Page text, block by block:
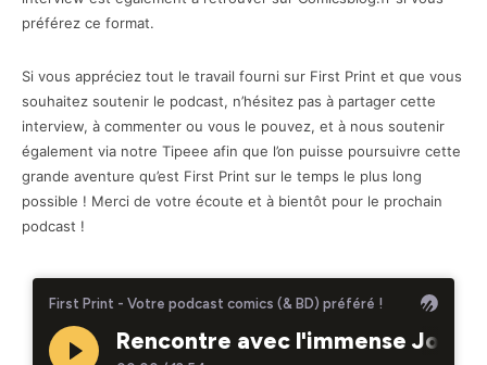
préférez ce format.
Si vous appréciez tout le travail fourni sur First Print et que vous
souhaitez soutenir le podcast, n’hésitez pas à partager cette
interview, à commenter ou vous le pouvez, et à nous soutenir
également via notre Tipeee afin que l’on puisse poursuivre cette
grande aventure qu’est First Print sur le temps le plus long
possible ! Merci de votre écoute et à bientôt pour le prochain
podcast !